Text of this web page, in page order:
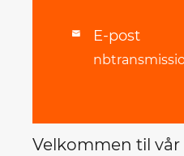
 E-post
Velkommen til